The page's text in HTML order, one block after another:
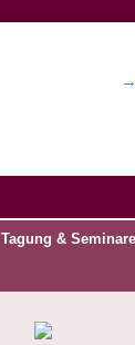
Tagung & Seminare